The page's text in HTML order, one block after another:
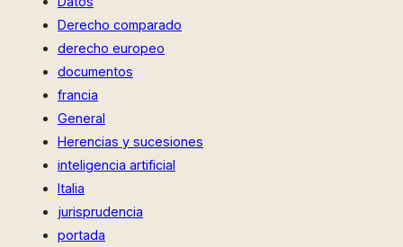
Derecho comparado
derecho europeo
documentos
francia
General
Herencias y sucesiones
inteligencia artificial
Italia
jurisprudencia
portada